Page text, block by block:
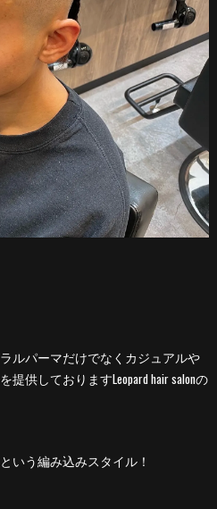
ルパーマだけでなくカジュアルや
供しておりますLeopard hair salonの
いう編み込みスタイル！